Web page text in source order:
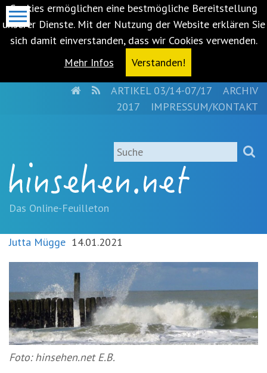
Cookies ermöglichen eine bestmögliche Bereitstellung
unserer Dienste. Mit der Nutzung der Website erklären Sie
sich damit einverstanden, dass wir Cookies verwenden.
Mehr Infos
Verstanden!
springen
(Accesskey
'1')Zur
springen
Zur
Suche
springen
(Accesskey
'2')
HOMERSSARTIKEL 03/14-07/17
ARCHIV
2017
IMPRESSUM/KONTAKT
Suche
Das Online-Feuilleton
Jutta Mügge 14.01.2021
Foto: hinsehen.net E.B.